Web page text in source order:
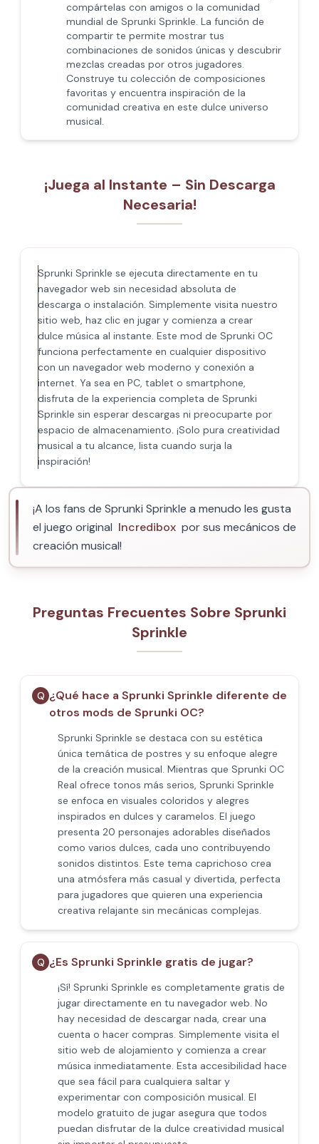
compártelas con amigos o la comunidad
mundial de Sprunki Sprinkle. La función de
compartir te permite mostrar tus
combinaciones de sonidos únicas y descubrir
mezclas creadas por otros jugadores.
Construye tu colección de composiciones
favoritas y encuentra inspiración de la
comunidad creativa en este dulce universo
musical.
¡Juega al Instante – Sin Descarga
Necesaria!
Sprunki Sprinkle se ejecuta directamente en tu
navegador web sin necesidad absoluta de
descarga o instalación. Simplemente visita nuestro
sitio web, haz clic en jugar y comienza a crear
dulce música al instante. Este mod de Sprunki OC
funciona perfectamente en cualquier dispositivo
con un navegador web moderno y conexión a
internet. Ya sea en PC, tablet o smartphone,
disfruta de la experiencia completa de Sprunki
Sprinkle sin esperar descargas ni preocuparte por
espacio de almacenamiento. ¡Solo pura creatividad
musical a tu alcance, lista cuando surja la
inspiración!
¡A los fans de Sprunki Sprinkle a menudo les gusta
el juego original Incredibox por sus mecánicos de
creación musical!
Preguntas Frecuentes Sobre Sprunki
Sprinkle
Q ¿Qué hace a Sprunki Sprinkle diferente de
otros mods de Sprunki OC?
Sprunki Sprinkle se destaca con su estética
única temática de postres y su enfoque alegre
de la creación musical. Mientras que Sprunki OC
Real ofrece tonos más serios, Sprunki Sprinkle
se enfoca en visuales coloridos y alegres
inspirados en dulces y caramelos. El juego
presenta 20 personajes adorables diseñados
como varios dulces, cada uno contribuyendo
sonidos distintos. Este tema caprichoso crea
una atmósfera más casual y divertida, perfecta
para jugadores que quieren una experiencia
creativa relajante sin mecánicas complejas.
Q ¿Es Sprunki Sprinkle gratis de jugar?
¡Sí! Sprunki Sprinkle es completamente gratis de
jugar directamente en tu navegador web. No
hay necesidad de descargar nada, crear una
cuenta o hacer compras. Simplemente visita el
sitio web de alojamiento y comienza a crear
música inmediatamente. Esta accesibilidad hace
que sea fácil para cualquiera saltar y
experimentar con composición musical. El
modelo gratuito de jugar asegura que todos
puedan disfrutar de la dulce creatividad musical